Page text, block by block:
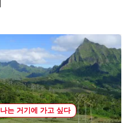
나는 거기에 가고 싶다